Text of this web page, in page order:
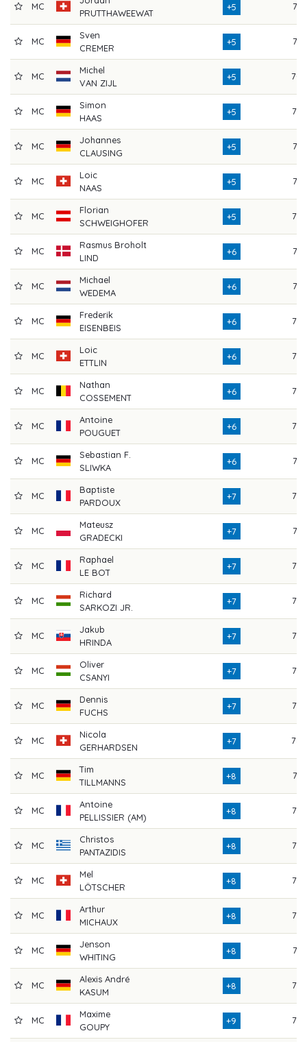
MC
PRUTTHAWEEWAT
+5 74
MC
Sven
CREMER
+5 71
MC
Michel
VAN ZIJL
+5 70
MC
Simon
HAAS
+5 73
MC
Johannes
CLAUSING
+5 74
MC
Loic
NAAS
+5 74
MC
Florian
SCHWEIGHOFER
+5 76
MC
Rasmus Broholt
LIND
+6 74
MC
Michael
WEDEMA
+6 71
MC
Frederik
EISENBEIS
+6 77
MC
Loic
ETTLIN
+6 76
MC
Nathan
COSSEMENT
+6 75
MC
Antoine
POUGUET
+6 76
MC
Sebastian F.
SLIWKA
+6 74
MC
Baptiste
PARDOUX
+7 73
MC
Mateusz
GRADECKI
+7 74
MC
Raphael
LE BOT
+7 76
MC
Richard
SARKOZI JR.
+7 77
MC
Jakub
HRINDA
+7 73
MC
Oliver
CSANYI
+7 76
MC
Dennis
FUCHS
+7 73
MC
Nicola
GERHARDSEN
+7 78
MC
Tim
TILLMANNS
+8 74
MC
Antoine
PELLISSIER (AM)
+8 77
MC
Christos
PANTAZIDIS
+8 72
MC
Mel
LÖTSCHER
+8 76
MC
Arthur
MICHAUX
+8 75
MC
Jenson
WHITING
+8 74
MC
Alexis André
KASUM
+8 76
MC
Maxime
GOUPY
+9 73